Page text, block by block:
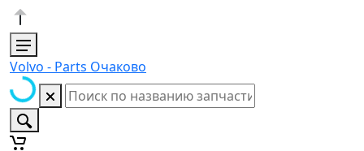
Volvo - Parts Очаково